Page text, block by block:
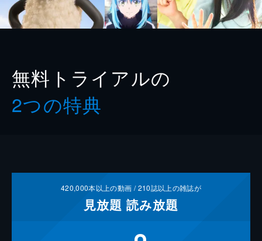
無料トライアルの
2つの特典
420,000本以上の動画 /210誌以上の雑誌が
見放題 読み放題